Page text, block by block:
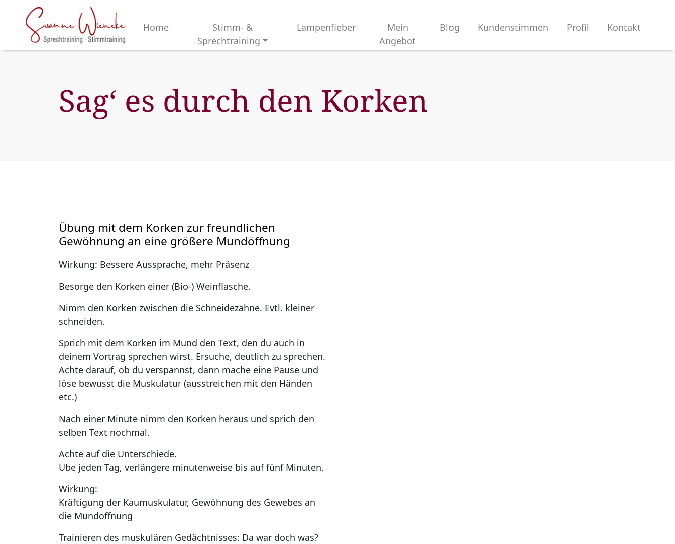
Home
Stimm- &
Sprechtraining
Lampenfieber
Mein
Angebot
Blog Kundenstimmen Profil Kontakt
Sag‘ es durch den Korken
Übung mit dem Korken zur freundlichen
Gewöhnung an eine größere Mundöffnung
Wirkung: Bessere Aussprache, mehr Präsenz
Besorge den Korken einer (Bio-) Weinflasche.
Nimm den Korken zwischen die Schneidezähne. Evtl. kleiner
schneiden.
Sprich mit dem Korken im Mund den Text, den du auch in
deinem Vortrag sprechen wirst. Ersuche, deutlich zu sprechen.
Achte darauf, ob du verspannst, dann mache eine Pause und
löse bewusst die Muskulatur (ausstreichen mit den Händen
etc.)
Nach einer Minute nimm den Korken heraus und sprich den
selben Text nochmal.
Achte auf die Unterschiede.
Übe jeden Tag, verlängere minutenweise bis auf fünf Minuten.
Wirkung:
Kräftigung der Kaumuskulatur, Gewöhnung des Gewebes an
die Mundöffnung
Trainieren des muskulären Gedächtnisses: Da war doch was?